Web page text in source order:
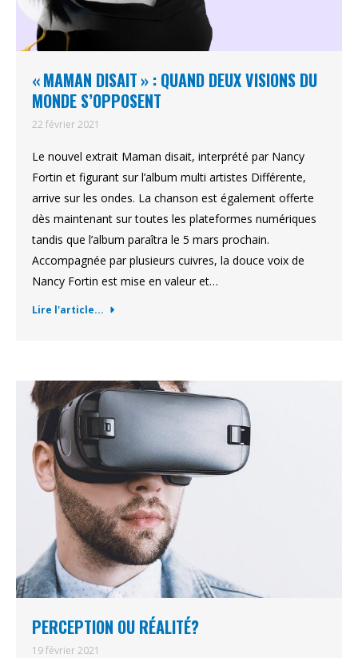
« MAMAN DISAIT » : QUAND DEUX VISIONS DU
MONDE S’OPPOSENT
22 février 2021
Le nouvel extrait Maman disait, interprété par Nancy
Fortin et figurant sur l’album multi artistes Différente,
arrive sur les ondes. La chanson est également offerte
dès maintenant sur toutes les plateformes numériques
tandis que l’album paraîtra le 5 mars prochain.
Accompagnée par plusieurs cuivres, la douce voix de
Nancy Fortin est mise en valeur et…
Lire l'article...
PERCEPTION OU RÉALITÉ?
19 février 2021